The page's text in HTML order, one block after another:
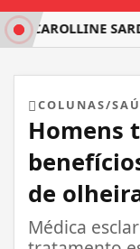
CAROLLINE
COLUNAS/
Homens
de
Médica